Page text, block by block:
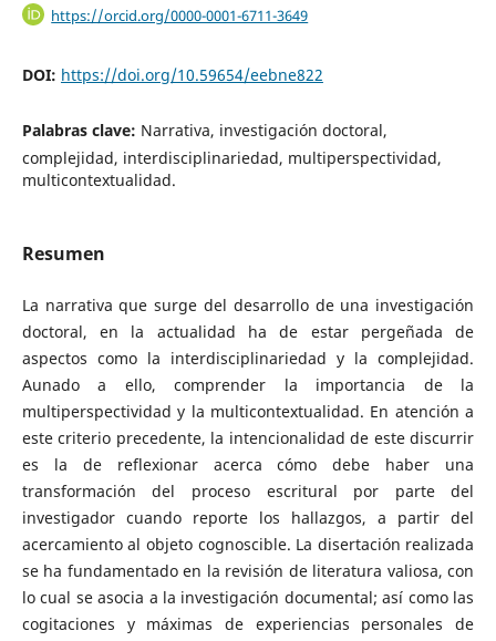
https://orcid.org/0000-0001-6711-3649
DOI: https://doi.org/10.59654/eebne822
Palabras clave: Narrativa, investigación doctoral,
complejidad, interdisciplinariedad, multiperspectividad,
multicontextualidad.
Resumen
La narrativa que surge del desarrollo de una investigación
doctoral, en la actualidad ha de estar pergeñada de
aspectos como la interdisciplinariedad y la complejidad.
Aunado a ello, comprender la importancia de la
multiperspectividad y la multicontextualidad. En atención a
este criterio precedente, la intencionalidad de este discurrir
es la de reflexionar acerca cómo debe haber una
transformación del proceso escritural por parte del
investigador cuando reporte los hallazgos, a partir del
acercamiento al objeto cognoscible. La disertación realizada
se ha fundamentado en la revisión de literatura valiosa, con
lo cual se asocia a la investigación documental; así como las
cogitaciones y máximas de experiencias personales de